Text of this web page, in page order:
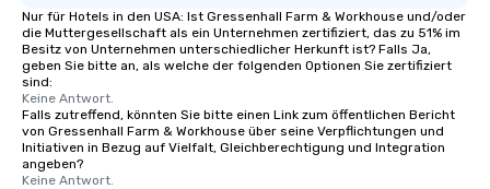
Nur für Hotels in den USA: Ist Gressenhall Farm & Workhouse und/oder
die Muttergesellschaft als ein Unternehmen zertifiziert, das zu 51% im
Besitz von Unternehmen unterschiedlicher Herkunft ist? Falls Ja,
geben Sie bitte an, als welche der folgenden Optionen Sie zertifiziert
sind:
Keine Antwort.
Falls zutreffend, könnten Sie bitte einen Link zum öffentlichen Bericht
von Gressenhall Farm & Workhouse über seine Verpflichtungen und
Initiativen in Bezug auf Vielfalt, Gleichberechtigung und Integration
angeben?
Keine Antwort.